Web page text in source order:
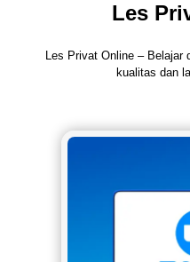
Les
Les Privat Online –
kualitas dan